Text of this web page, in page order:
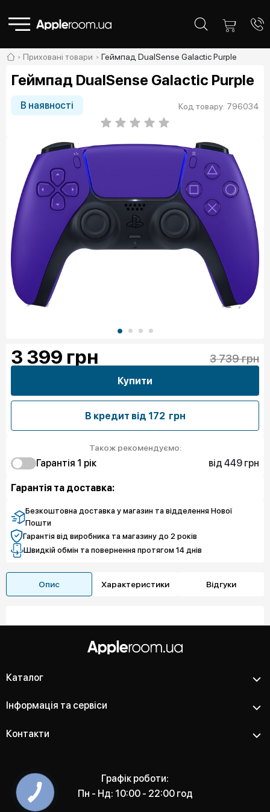
Приховані товари Геймпад DualSense Galactic Purple
Геймпад DualSense Galactic Purple
В наявності Код товару: 796034
3 399 грн 3 739 грн
Купити
В кредит від 172 грн
Також рекомендуємо:
Гарантія 1 рiк
від 449 грн
Гарантія та доставка:
Безкоштовна доставка у магазин та відделення Нової
Пошти
Гарантія від виробника та магазину до 2 років
Швидкій обмін та повернення протягом 14 днів
Опис Характеристики Відгуки
Каталог
Інформація та сервіси
Контакти
Графік роботи:
Пн - Нд: 10:00 - 22:00 год
КНОПКА
ЗВ'ЯЗКУ